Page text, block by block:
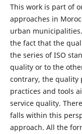
This work is part of
approaches in
urban
the fact that the
the series of ISO
quality or to the
contrary, the quality
practices and tools
service quality.
falls within this
approach. All the